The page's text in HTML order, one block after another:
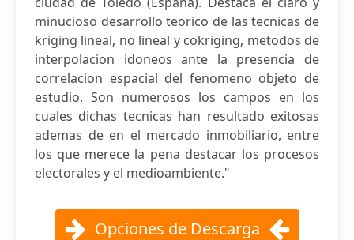
minucioso desarrollo teorico de las tecnicas de
kriging lineal, no lineal y cokriging, metodos de
interpolacion idoneos ante la presencia de
correlacion espacial del fenomeno objeto de
estudio. Son numerosos los campos en los
cuales dichas tecnicas han resultado exitosas
ademas de en el mercado inmobiliario, entre
los que merece la pena destacar los procesos
electorales y el medioambiente."
Opciones de Descarga